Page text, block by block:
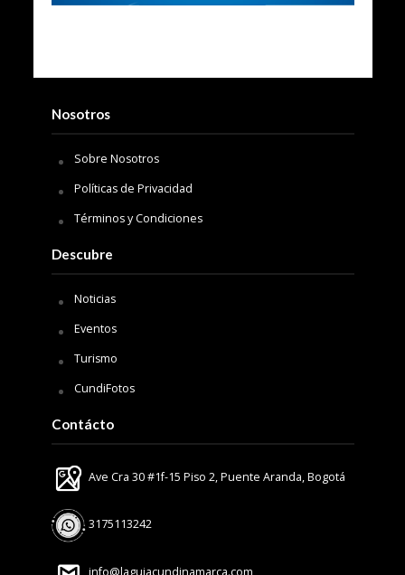
Nosotros
Sobre Nosotros
Políticas de Privacidad
Términos y Condiciones
Descubre
Noticias
Eventos
Turismo
CundiFotos
Contácto
Ave Cra 30 #1f-15 Piso 2, Puente Aranda, Bogotá
3175113242
info@laguiacundinamarca.com